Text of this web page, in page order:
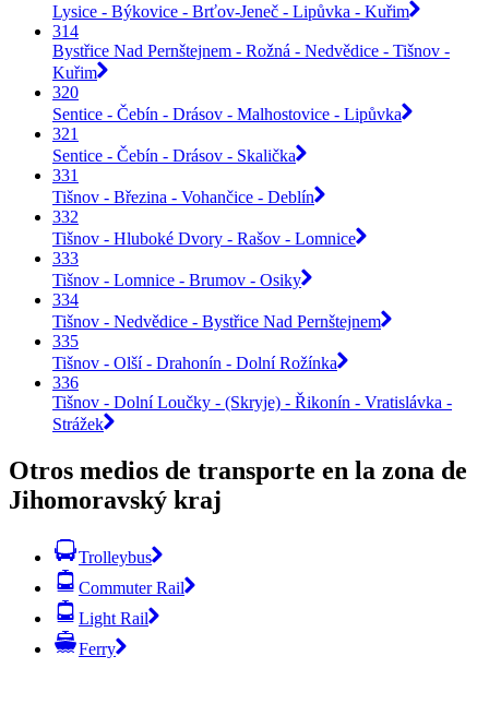
Lysice - Býkovice - Brťov-Jeneč - Lipůvka - Kuřim
314
Bystřice Nad Pernštejnem - Rožná - Nedvědice - Tišnov -
Kuřim
320
Sentice - Čebín - Drásov - Malhostovice - Lipůvka
321
Sentice - Čebín - Drásov - Skalička
331
Tišnov - Březina - Vohančice - Deblín
332
Tišnov - Hluboké Dvory - Rašov - Lomnice
333
Tišnov - Lomnice - Brumov - Osiky
334
Tišnov - Nedvědice - Bystřice Nad Pernštejnem
335
Tišnov - Olší - Drahonín - Dolní Rožínka
336
Tišnov - Dolní Loučky - (Skryje) - Řikonín - Vratislávka -
Strážek
Otros medios de transporte en la zona de
Jihomoravský kraj
Trolleybus
Commuter Rail
Light Rail
Ferry